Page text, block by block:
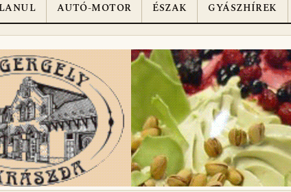
AUTÓ-MOTOR ÉSZAK GYÁSZHÍREK